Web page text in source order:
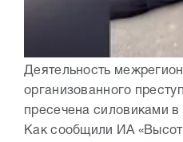
Деятельность
организованного
пресечена силовиками в
Как сообщили ИА